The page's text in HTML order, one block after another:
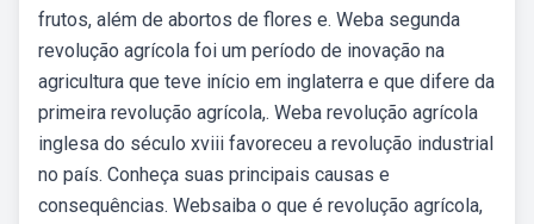
frutos, além de abortos de flores e. Weba segunda
revolução agrícola foi um período de inovação na
agricultura que teve início em inglaterra e que difere da
primeira revolução agrícola,. Weba revolução agrícola
inglesa do século xviii favoreceu a revolução industrial
no país. Conheça suas principais causas e
consequências. Websaiba o que é revolução agrícola,